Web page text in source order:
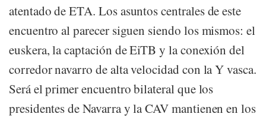
atentado de ETA. Los asuntos centrales de este
encuentro al parecer siguen siendo los mismos: el
euskera, la captación de EiTB y la conexión del
corredor navarro de alta velocidad con la Y vasca.
Será el primer encuentro bilateral que los
presidentes de Navarra y la CAV mantienen en los